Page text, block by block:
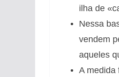
ilha de
Nessa
vendem
aqueles
A medida